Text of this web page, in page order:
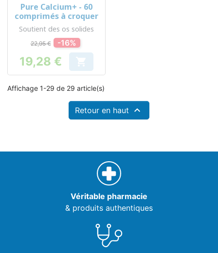
Pure Calcium+ - 60
comprimés à croquer
Soutient des os solides
22,95 € -16%
Prix
19,28 € 
Affichage 1-29 de 29 article(s)
Retour en haut 
Véritable pharmacie
& produits authentiques